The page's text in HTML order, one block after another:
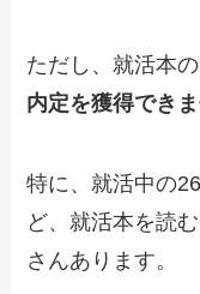
ただし、就活本
内定を獲得でき
特に、就活中の
ど、就活本を読
さんあります。